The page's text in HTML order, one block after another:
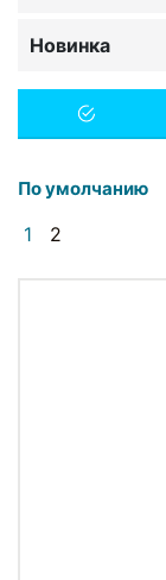
Новинка
По умолчанию
1 2